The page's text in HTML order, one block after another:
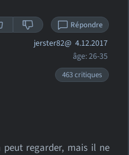
Répondre
jerster82@ 4.12.2017
âge: 26-35
463 critiques
regarder, mais il ne